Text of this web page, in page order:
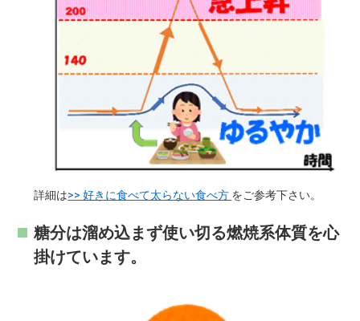
詳細は>> 好きに食べて太らない食べ方 をご参考下さい。
糖分は溜め込まず使い切る燃焼系体質を心
掛けています。